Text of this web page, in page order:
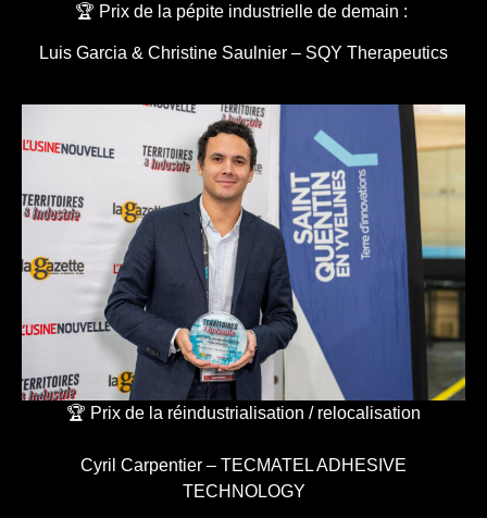
🏆 Prix de la pépite industrielle de demain :
Luis Garcia & Christine Saulnier – SQY Therapeutics
🏆 Prix de la réindustrialisation / relocalisation
Cyril Carpentier – TECMATEL ADHESIVE
TECHNOLOGY